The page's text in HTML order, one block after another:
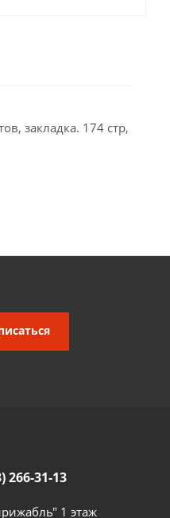
закладка. 174 стр,
266-31-13
1 этаж